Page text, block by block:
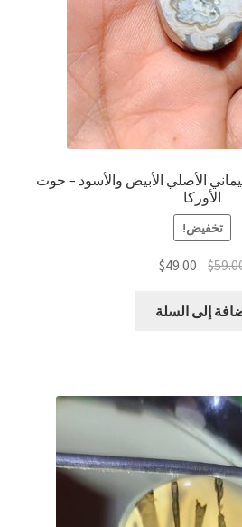
الأصلي الأبيض والأسود – حوت
الأوركا
تخفيض!
$ السعر
هو:
$49.00 السعر
هو:إلى السلة